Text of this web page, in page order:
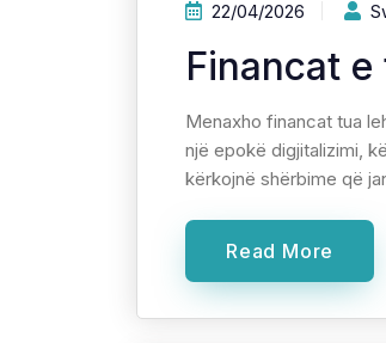
22/04/2026
Financat
Menaxho financat tua
një epokë digjitalizimi,
kërkojnë shërbime që
Read More